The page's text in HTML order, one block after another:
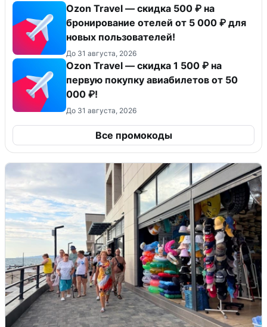
Ozon Travel — скидка 500 ₽ на
бронирование отелей от 5 000 ₽ для
новых пользователей!
До 31 августа, 2026
Ozon Travel — скидка 1 500 ₽ на
первую покупку авиабилетов от 50
000 ₽!
До 31 августа, 2026
Все промокоды